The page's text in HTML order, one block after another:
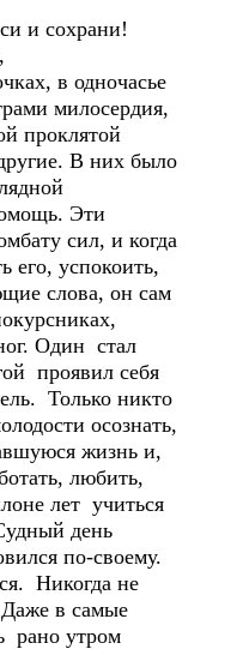
и сохрани!
в одночасье
милосердия,
проклятой
В них было
Эти
сил, и когда
его, успокоить,
слова, он сам
Один стал
проявил себя
Только никто
осознать,
жизнь и,
любить,
лет учиться
день
по-своему.
Никогда не
в самые
рано утром